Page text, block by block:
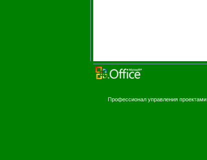
Профессионал управления проектами